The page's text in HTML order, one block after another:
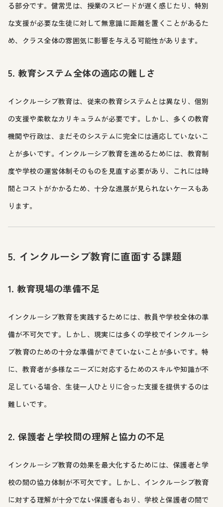
る部分です。健常児は、授業のスピードが遅く感じたり、特別
な支援が必要な生徒に対して無意識に距離を置くことがあるた
め、クラス全体の雰囲気に影響を与える可能性があります。
5. 教育システム全体の適応の難しさ
インクルーシブ教育は、従来の教育システムとは異なり、個別
の支援や柔軟なカリキュラムが必要です。しかし、多くの教育
機関や行政は、まだそのシステムに完全には適応していないこ
とが多いです。インクルーシブ教育を進めるためには、教育制
度や学校の運営体制そのものを見直す必要があり、これには時
間とコストがかかるため、十分な進展が見られないケースもあ
ります。
5. インクルーシブ教育に直面する課題
1. 教育現場の準備不足
インクルーシブ教育を実践するためには、教員や学校全体の準
備が不可欠です。しかし、現実には多くの学校でインクルーシ
ブ教育のための十分な準備ができていないことが多いです。特
に、教育者が多様なニーズに対応するためのスキルや知識が不
足している場合、生徒一人ひとりに合った支援を提供するのは
難しいです。
2. 保護者と学校間の理解と協力の不足
インクルーシブ教育の効果を最大化するためには、保護者と学
校の間の協力体制が不可欠です。しかし、インクルーシブ教育
に対する理解が十分でない保護者もおり、学校と保護者の間で